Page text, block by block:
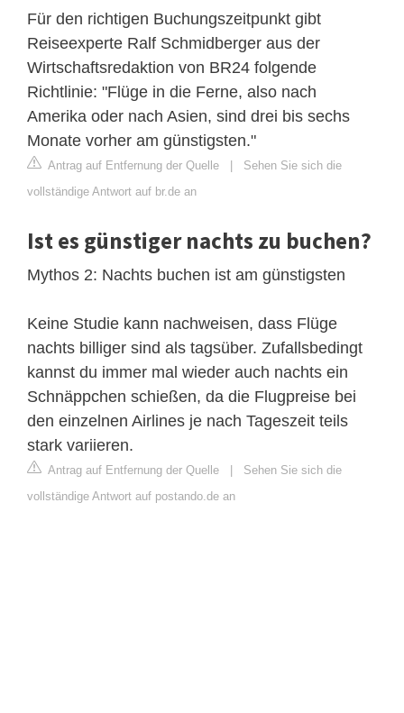
Für den richtigen Buchungszeitpunkt gibt
Reiseexperte Ralf Schmidberger aus der
Wirtschaftsredaktion von BR24 folgende
Richtlinie: "Flüge in die Ferne, also nach
Amerika oder nach Asien, sind drei bis sechs
Monate vorher am günstigsten."
Antrag auf Entfernung der Quelle | Sehen Sie sich die
vollständige Antwort auf br.de an
Ist es günstiger nachts zu buchen?
Mythos 2: Nachts buchen ist am günstigsten
Keine Studie kann nachweisen, dass Flüge
nachts billiger sind als tagsüber. Zufallsbedingt
kannst du immer mal wieder auch nachts ein
Schnäppchen schießen, da die Flugpreise bei
den einzelnen Airlines je nach Tageszeit teils
stark variieren.
Antrag auf Entfernung der Quelle | Sehen Sie sich die
vollständige Antwort auf postando.de an